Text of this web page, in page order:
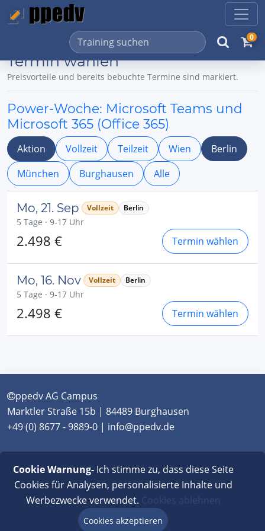
0
Termin wählen
Preisvorteile und bereits bebuchte Termine sind markiert.
Power-Woche: Microsoft Teams und
Microsoft 365 (Office 365)
Aktion Vollzeit Teilzeit Wien
Berlin
München
Burghausen Alle
Mo, 21. Sep Vollzeit Berlin
5 Tage · 9-17 Uhr
2.498 € Termin wählen
Mo, 16. Nov Vollzeit Berlin
5 Tage · 9-17 Uhr
2.498 € Termin wählen
ppedv AG Campus
Marktler Straße 15b | 84489 Burghausen
+49 (0) 8677 - 9889-0 | info@ppedv.de
Classroom
|Impressum|Datenschutz|FAQ
Cookie Warnung-Ich stimme zu, dass diese Seite
Cookies für Analysen, personalisierte Inhalte und
Werbezwecke verwendet. Cookies ablehnen
Cookies akzeptieren